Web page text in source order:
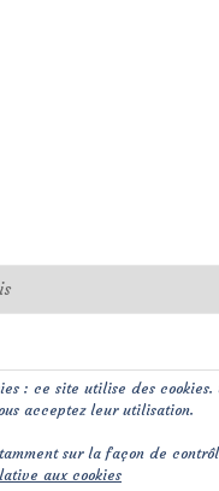
: ce site utilise des cookies.
acceptez leur utilisation.
sur la façon de
aux cookies